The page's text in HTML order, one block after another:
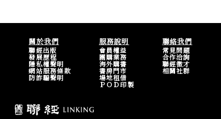
關於我們
聯經出版
發展歷程
隱私權聲明
網站服務條款
防詐騙聲明
服務說明
會員權益
團購業務
海外購書
書房門市
場地租借
ＰＯＤ印製
聯絡我們
常見問題
合作洽詢
聯經徵才
相關社群